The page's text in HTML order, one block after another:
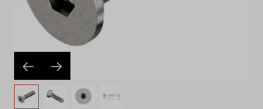
Favoritos
Empresa
Contactos